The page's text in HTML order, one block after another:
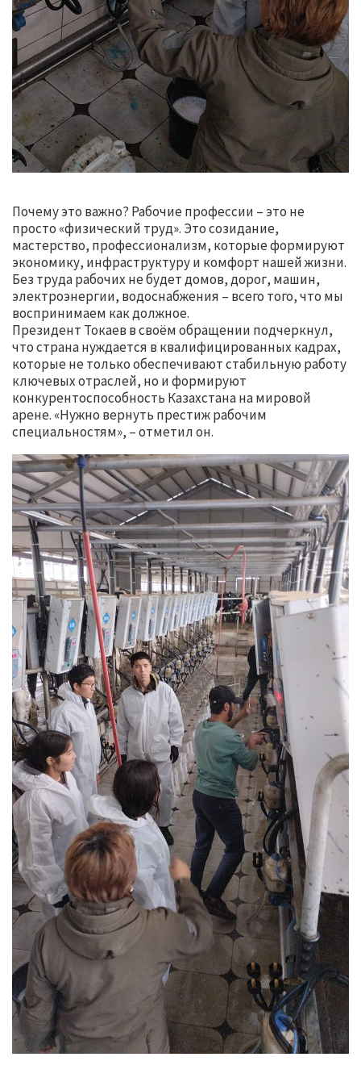
Почему это важно? Рабочие профессии – это не
просто «физический труд». Это созидание,
мастерство, профессионализм, которые формируют
экономику, инфраструктуру и комфорт нашей жизни.
Без труда рабочих не будет домов, дорог, машин,
электроэнергии, водоснабжения – всего того, что мы
воспринимаем как должное.
Президент Токаев в своём обращении подчеркнул,
что страна нуждается в квалифицированных кадрах,
которые не только обеспечивают стабильную работу
ключевых отраслей, но и формируют
конкурентоспособность Казахстана на мировой
арене. «Нужно вернуть престиж рабочим
специальностям», – отметил он.